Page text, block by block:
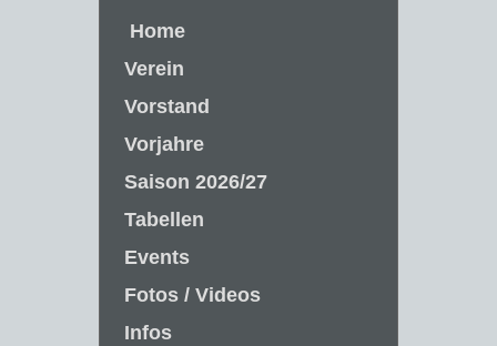
Home
Verein
Vorstand
Vorjahre
Saison 2026/27
Tabellen
Events
Fotos / Videos
Infos